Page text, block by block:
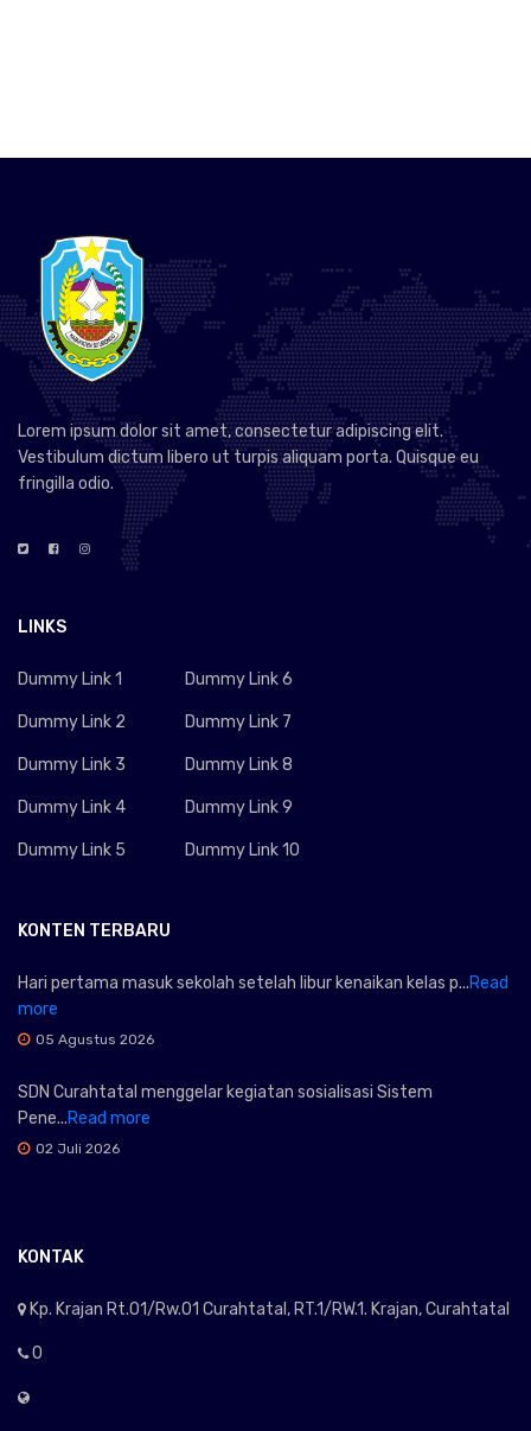
Lorem ipsum dolor sit amet, consectetur adipiscing elit.
Vestibulum dictum libero ut turpis aliquam porta. Quisque eu
fringilla odio.
LINKS
Dummy Link 1
Dummy Link 2
Dummy Link 3
Dummy Link 4
Dummy Link 5
Dummy Link 6
Dummy Link 7
Dummy Link 8
Dummy Link 9
Dummy Link 10
KONTEN TERBARU
Hari pertama masuk sekolah setelah libur kenaikan kelas p...Read
more
05 Agustus 2026
SDN Curahtatal menggelar kegiatan sosialisasi Sistem
Pene...Read more
02 Juli 2026
KONTAK
Kp. Krajan Rt.01/Rw.01 Curahtatal, RT.1/RW.1. Krajan, Curahtatal
0